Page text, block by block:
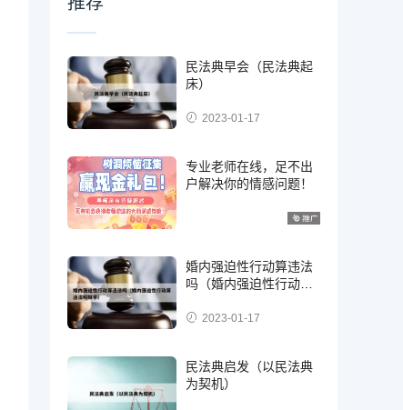
民法典早会（民法典起
床）
2023-01-17
专业老师在线，足不出
户解决你的情感问题！
婚内强迫性行动算违法
吗（婚内强迫性行动算
2023-01-17
民法典启发（以民法典
为契机）